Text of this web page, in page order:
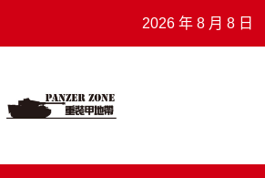
2026 年 8 月 8 日